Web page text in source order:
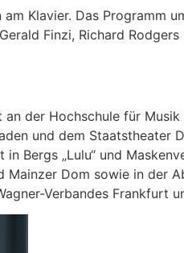
Klavier. Das Programm
Finzi, Richard
der Hochschule für
und dem
Bergs „Lulu“ und
Dom sowie in der
Verbandes Frankfurt